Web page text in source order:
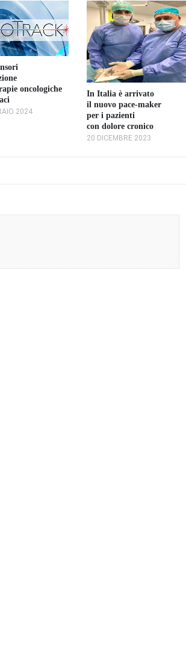
oncologiche
2024
In Italia è arrivato
il nuovo pace-maker
per i pazienti
con dolore cronico
20 DICEMBRE 2023